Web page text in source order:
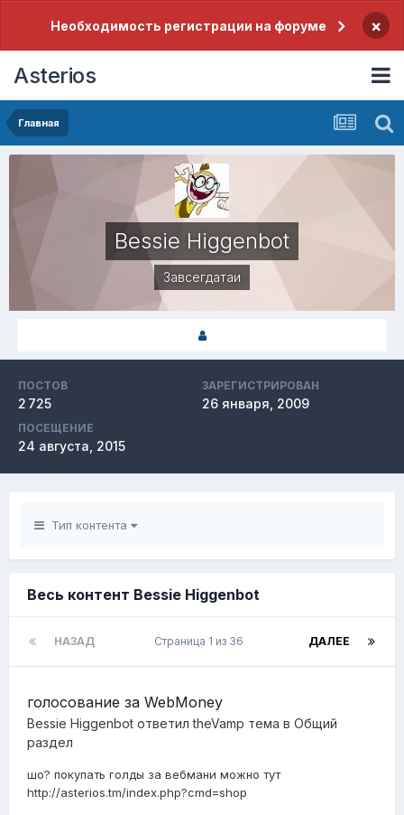
Необходимость регистрации на форуме ×
Asterios
Главная
Bessie Higgenbot
Завсегдатаи
ПОСТОВ
2 725
ЗАРЕГИСТРИРОВАН
26 января, 2009
ПОСЕЩЕНИЕ
24 августа, 2015
Тип контента
Весь контент Bessie Higgenbot
НАЗАД ДАЛЕЕ
Страница 1 из 36
голосование за WebMoney
Bessie Higgenbot ответилtheVamp тема в Общий
раздел
шо? покупать голды за вебмани можно тут
http://asterios.tm/index.php?cmd=shop